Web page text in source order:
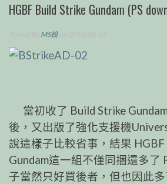
HGBF Build Strike Gundam (PS
MS翰on 2016-08-14
當初收了 Build Strike
後，又出版了強化支援機
說這樣子比較省事，結果
Gundam這一組不僅同捆還多了
子當然只好買後者，但也因此多